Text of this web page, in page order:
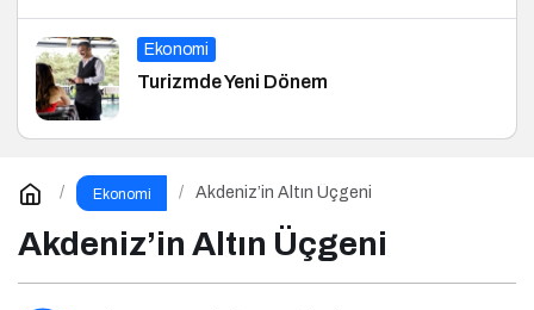
Ekonomi
Turizmde Yeni Dönem
Ekonomi Akdeniz’in Altın Üçgeni
Akdeniz’in Altın Üçgeni